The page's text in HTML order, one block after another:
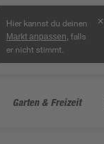
Hier kannst du deinen
Markt anpassen , falls
er nicht stimmt.
✕
Garten & Freizeit